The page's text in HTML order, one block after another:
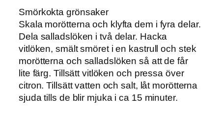
Smörkokta grönsaker
Skala morötterna och klyfta dem i fyra delar.
Dela salladslöken i två delar. Hacka
vitlöken, smält smöret i en kastrull och stek
morötterna och salladslöken så att de får
lite färg. Tillsätt vitlöken och pressa över
citron. Tillsätt vatten och salt, låt morötterna
sjuda tills de blir mjuka i ca 15 minuter.